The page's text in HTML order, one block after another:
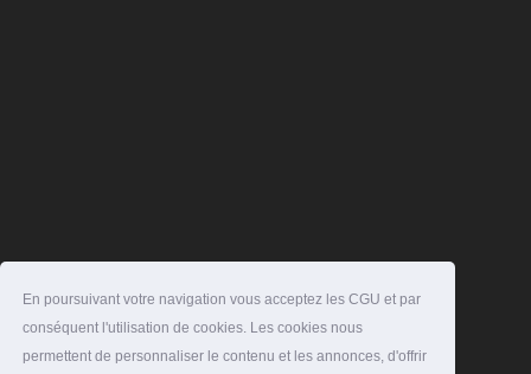
En poursuivant votre navigation vous acceptez les CGU et par
conséquent l'utilisation de cookies. Les cookies nous
permettent de personnaliser le contenu et les annonces, d'offrir